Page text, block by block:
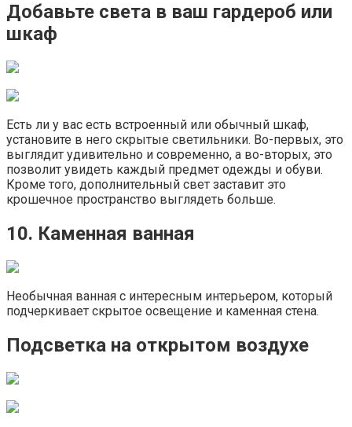
Добавьте света в ваш гардероб или
шкаф
Есть ли у вас есть встроенный или обычный шкаф,
установите в него скрытые светильники. Во-первых, это
выглядит удивительно и современно, а во-вторых, это
позволит увидеть каждый предмет одежды и обуви.
Кроме того, дополнительный свет заставит это
крошечное пространство выглядеть больше.
10. Каменная ванная
Необычная ванная с интересным интерьером, который
подчеркивает скрытое освещение и каменная стена.
Подсветка на открытом воздухе